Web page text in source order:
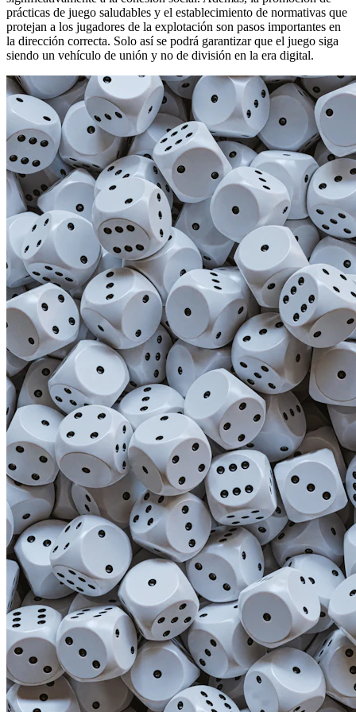
prácticas de juego saludables y el establecimiento de normativas que
protejan a los jugadores de la explotación son pasos importantes en
la dirección correcta. Solo así se podrá garantizar que el juego siga
siendo un vehículo de unión y no de división en la era digital.